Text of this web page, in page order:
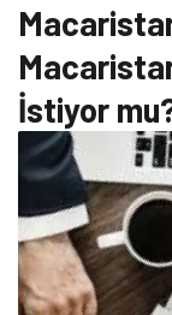
İstiyor